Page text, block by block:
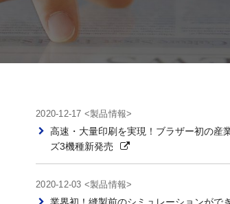
2020-12-17 <製品情報>
高速・大量印刷を実現！ブラザー初の産
ズ3機種新発売
2020-12-03 <製品情報>